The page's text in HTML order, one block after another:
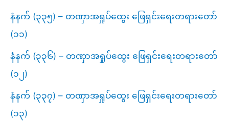
နံနက် (၃၃၅) – တဏှာအရှုပ်ထွေး ဖြေရှင်းရေးတရားတော်
(၁၁)
နံနက် (၃၃၆) – တဏှာအရှုပ်ထွေး ဖြေရှင်းရေးတရားတော်
(၁၂)
နံနက် (၃၃၇) – တဏှာအရှုပ်ထွေး ဖြေရှင်းရေးတရားတော်
(၁၃)